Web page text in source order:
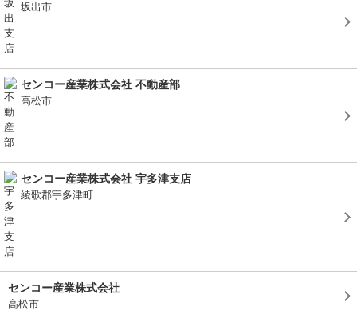
坂出市
センコー産業株式会社 不動産部
高松市
センコー産業株式会社 宇多津支店
綾歌郡宇多津町
センコー産業株式会社
高松市